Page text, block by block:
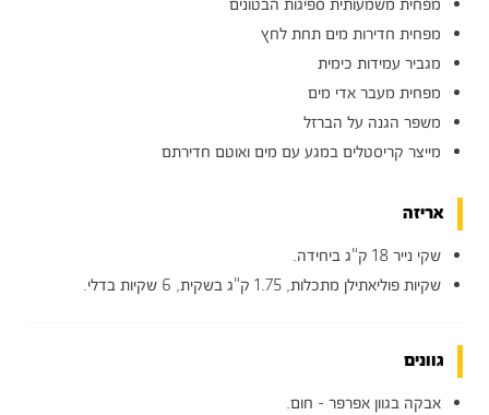
מפחית משמעותית ספיגות הבטונים
מפחית חדירות מים תחת לחץ
מגביר עמידות כימית
מפחית מעבר אדי מים
משפר הגנה על הברזל
מייצר קריסטלים במגע עם מים ואוטם חדירתם
אריזה
שקי נייר 18 ק"ג ביחידה.
שקיות פוליאתילן מתכלות, 1.75 ק"ג בשקית, 6 שקיות בדלי.
גוונים
אבקה בגוון אפרפר - חום.